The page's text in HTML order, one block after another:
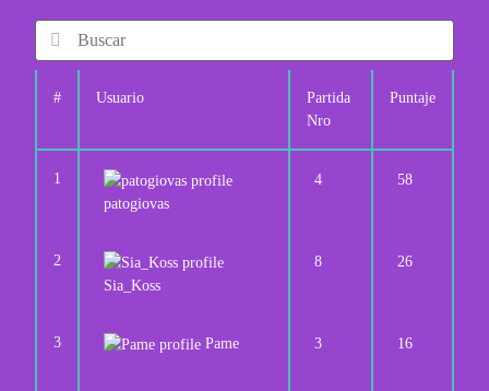
# Usuario
Partida
Nro
Puntaje
1
patogiovas
4 58
2
Sia_Koss
8 26
3 Pame 3 16